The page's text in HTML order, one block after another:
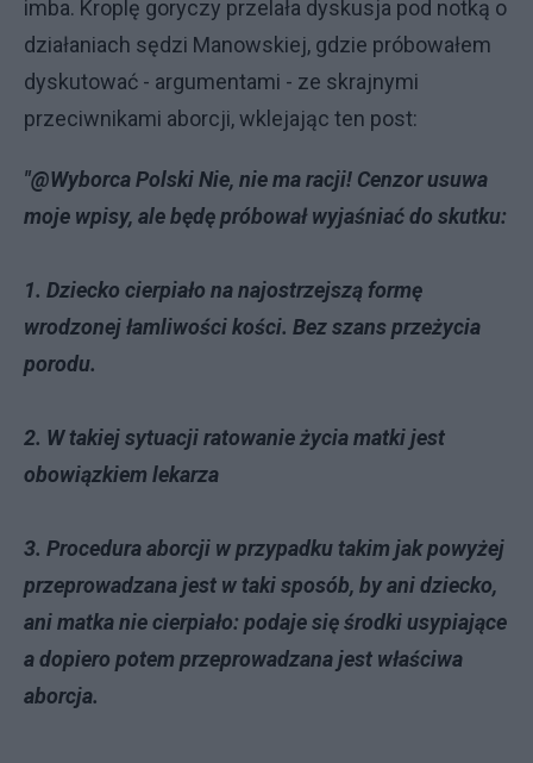
imba. Kroplę goryczy przelała dyskusja pod notką o
działaniach sędzi Manowskiej, gdzie próbowałem
dyskutować - argumentami - ze skrajnymi
przeciwnikami aborcji, wklejając ten post:
"@Wyborca Polski Nie, nie ma racji! Cenzor usuwa
moje wpisy, ale będę próbował wyjaśniać do skutku:
1. Dziecko cierpiało na najostrzejszą formę
wrodzonej łamliwości kości. Bez szans przeżycia
porodu.
2. W takiej sytuacji ratowanie życia matki jest
obowiązkiem lekarza
3. Procedura aborcji w przypadku takim jak powyżej
przeprowadzana jest w taki sposób, by ani dziecko,
ani matka nie cierpiało: podaje się środki usypiające
a dopiero potem przeprowadzana jest właściwa
aborcja.